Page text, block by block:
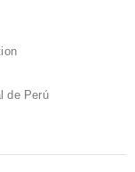
de Perú